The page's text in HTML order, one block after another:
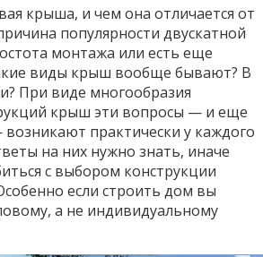
крыша, и чем она отличается от
популярности двускатной
монтажа или есть еще
виды крыш вообще бывают? В
При виде многообразия
крыш эти вопросы — и еще
возникают практически у каждого
на них нужно знать, иначе
с выбором конструкции
если строить дом вы
а не индивидуальному